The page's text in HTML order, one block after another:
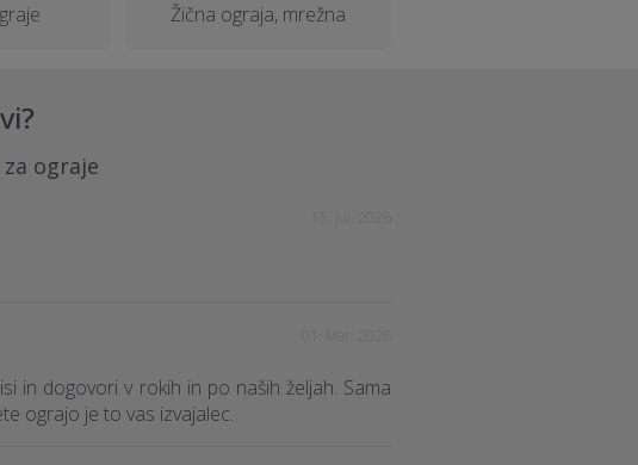
Žična ograja, mrežna
ograje
in dogovori v rokih in po naših željah. Sama
ograjo je to vas izvajalec.